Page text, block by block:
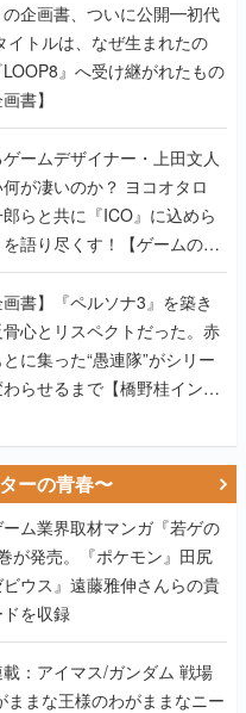
の企画書、ついに公開━初代
イトルは、なぜ生まれたの
』へ受け継がれたもの
書】
ームデザイナー・上田文人
が凄いのか？ ヨコオタロ
らと共に『ICO』に込めら
語り尽くす！【ゲームの企
画書】『ペルソナ3』を築き
心とリスペクトだった。赤
に集った“愚連隊”がシリー
らせるまで【橋野桂インタ
ーの青春〜
ム業界取材マンガ『若ゲの
が発売。『ポケモン』田尻
ウス』遠藤雅伸さんらの貴
を収録
：アイマス/ガンダム 戦場
ままな王様のわがままなニー